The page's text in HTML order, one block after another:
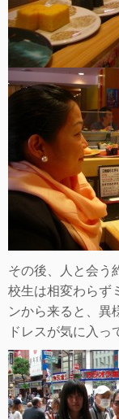
その後、人と会う
校生は相変わらず
ンから来ると、異
ドレスが気に入っ